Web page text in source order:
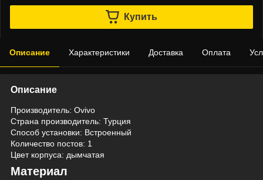
Купить
Описание Характеристики Доставка Оплата
Описание
Производитель: Ovivo
Страна производитель: Турция
Способ установки: Встроенный
Количество постов: 1
Цвет корпуса: дымчатая
Материал